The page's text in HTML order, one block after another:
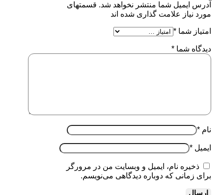
آدرس ایمیل شما منتشر نخواهد شد. قسمتهای
مورد نیاز علامت گذاری شده اند
امتیاز شما *
دیدگاه شما *
نام *
ایمیل *
ذخیره نام، ایمیل و وبسایت من در مرورگر
برای زمانی که دوباره دیدگاهی می‌نویسم.